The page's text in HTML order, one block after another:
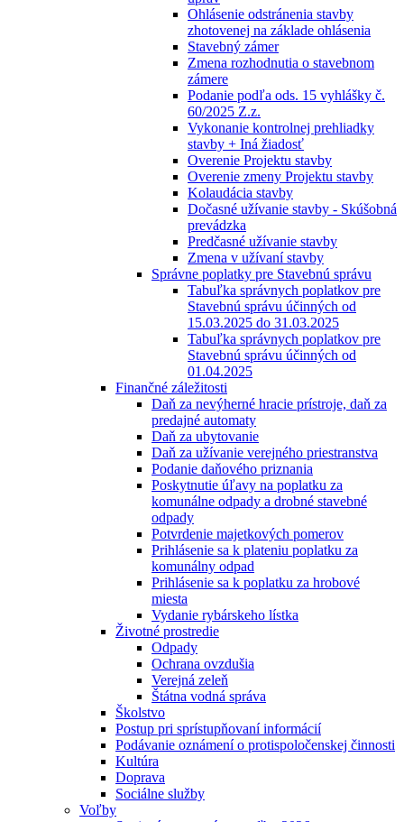
Ohlásenie odstránenia stavby
zhotovenej na základe ohlásenia
Stavebný zámer
Zmena rozhodnutia o stavebnom
zámere
Podanie podľa ods. 15 vyhlášky č.
60/2025 Z.z.
Vykonanie kontrolnej prehliadky
stavby + Iná žiadosť
Overenie Projektu stavby
Overenie zmeny Projektu stavby
Kolaudácia stavby
Dočasné užívanie stavby - Skúšobná
prevádzka
Predčasné užívanie stavby
Zmena v užívaní stavby
Správne poplatky pre Stavebnú správu
Tabuľka správnych poplatkov pre
Stavebnú správu účinných od
15.03.2025 do 31.03.2025
Tabuľka správnych poplatkov pre
Stavebnú správu účinných od
01.04.2025
Finančné záležitosti
Daň za nevýherné hracie prístroje, daň za
predajné automaty
Daň za ubytovanie
Daň za užívanie verejného priestranstva
Podanie daňového priznania
Poskytnutie úľavy na poplatku za
komunálne odpady a drobné stavebné
odpady
Potvrdenie majetkových pomerov
Prihlásenie sa k plateniu poplatku za
komunálny odpad
Prihlásenie sa k poplatku za hrobové
miesta
Vydanie rybárskeho lístka
Životné prostredie
Odpady
Ochrana ovzdušia
Verejná zeleň
Štátna vodná správa
Školstvo
Postup pri sprístupňovaní informácií
Podávanie oznámení o protispoločenskej činnosti
Kultúra
Doprava
Sociálne služby
Voľby